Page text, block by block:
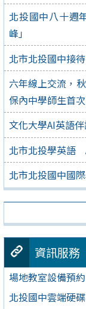
北投國中八十週
峰」
北市北投國中接
六年線上交流，
保內中學師生首
文化大學AI英語
北市北投學英語
北市北投國中國
資訊服務
場地教室設備預約
北投國中雲端硬碟